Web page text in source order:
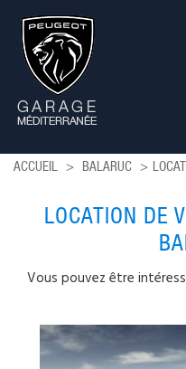
ACCUEIL BALARUC
LOCATION DE
Vous pouvez être